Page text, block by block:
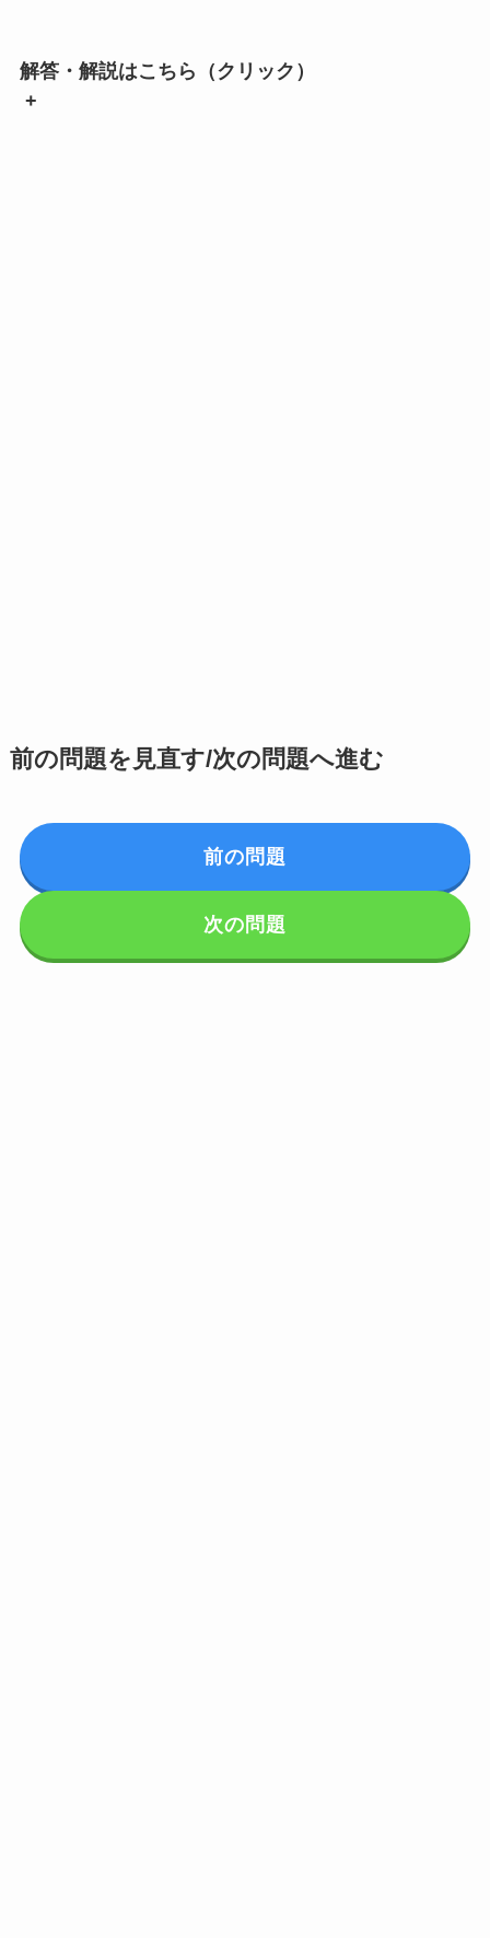
解答・解説はこちら（クリック）
+
前の問題を見直す/次の問題へ進む
前の問題
次の問題